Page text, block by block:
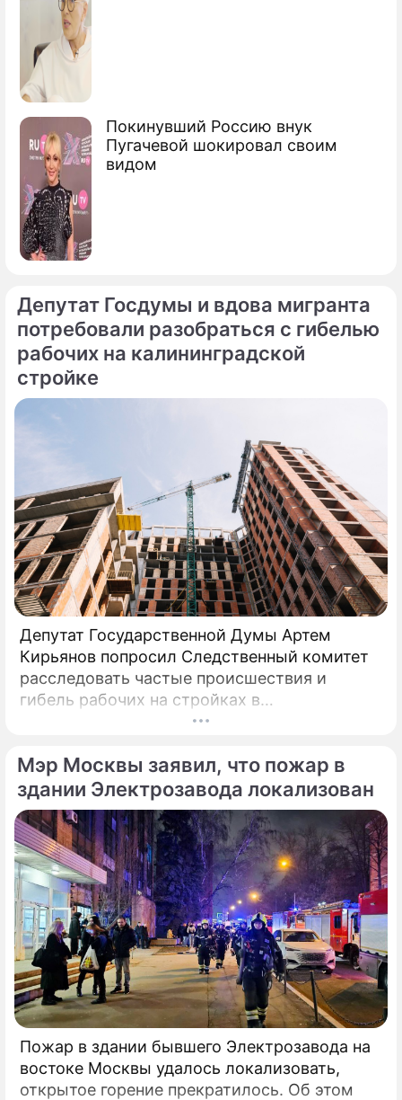
Покинувший Россию внук
Пугачевой шокировал своим
видом
Депутат Госдумы и вдова мигранта
потребовали разобраться с гибелью
рабочих на калининградской
стройке
Депутат Государственной Думы Артем
Кирьянов попросил Следственный комитет
расследовать частые происшествия и
гибель рабочих на стройках в
Калининградской области.
распоряжении редакции) депутат направил
6 февраля 2025 года председателю СК РФ
Александру Бастрыкину. В письме Кирьянов
отмечает, что число несчастных случаев в
регионе продолжает расти.
Мэр Москвы заявил, что пожар в
здании Электрозавода локализован
Пожар в здании бывшего Электрозавода на
востоке Москвы удалось локализовать,
открытое горение прекратилось. Об этом